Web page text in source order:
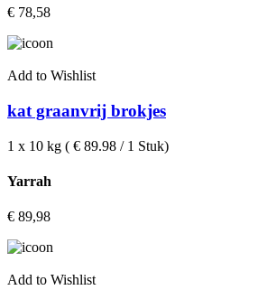
€ 78,58
Add to Wishlist
kat graanvrij brokjes
1 x 10 kg ( € 89.98 / 1 Stuk)
Yarrah
€ 89,98
Add to Wishlist